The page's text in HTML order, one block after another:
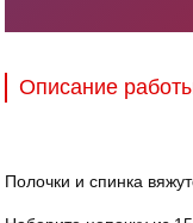
Описание
Полочки и спинка